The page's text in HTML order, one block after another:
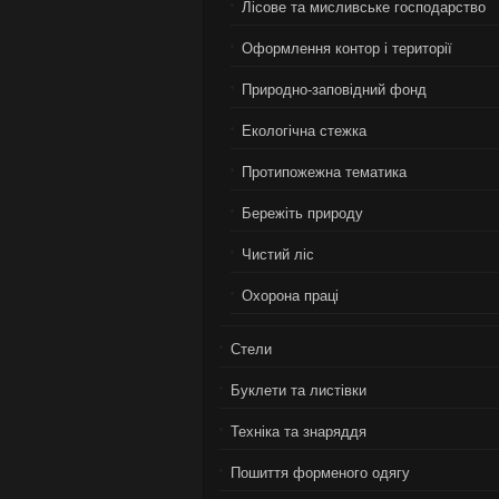
Лiсове та мисливське господарство
Оформлення контор і території
Природно-заповідний фонд
Екологiчна стежка
Протипожежна тематика
Бережiть природу
Чистий лiс
Охорона працi
Стели
Буклети та листівки
Техніка та знаряддя
Пошиття форменого одягу